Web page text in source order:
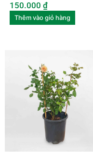
150.000 ₫
Thêm vào giỏ hàng